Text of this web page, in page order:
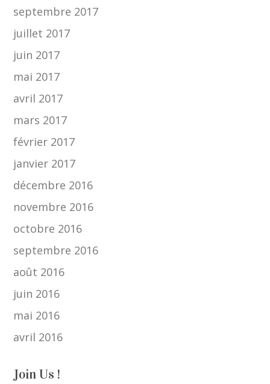
septembre 2017
juillet 2017
juin 2017
mai 2017
avril 2017
mars 2017
février 2017
janvier 2017
décembre 2016
novembre 2016
octobre 2016
septembre 2016
août 2016
juin 2016
mai 2016
avril 2016
Join Us !